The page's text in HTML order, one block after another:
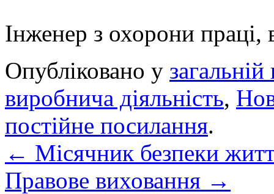
Інженер з охорони праці,
Опубліковано у загальній
виробнича діяльність,
постійне посилання.
← Місячник безпеки
Правове виховання →